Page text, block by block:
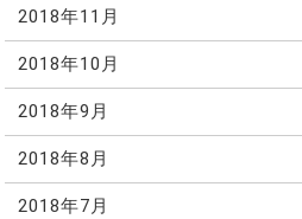
2018年11月
2018年10月
2018年9月
2018年8月
2018年7月